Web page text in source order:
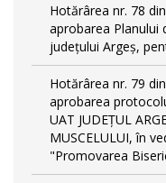
Hotărârea nr. 78
aprobarea Planului
județului Argeș,
Hotărârea nr. 79
aprobarea
UAT JUDEȚUL
MUSCELULUI, în
"Promovarea